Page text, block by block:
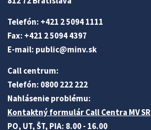
Telefón: +421 2 5094 1111
Fax: +421 2 5094 4397
E-mail: public@minv.sk
Call centrum:
Telefón: 0800 222 222
Nahlásenie problému:
Kontaktný formulár Call Centra MV SR
PO, UT, ŠT, PIA: 8.00 - 16.00